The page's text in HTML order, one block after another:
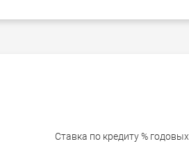
Ставка по кредиту % годовых